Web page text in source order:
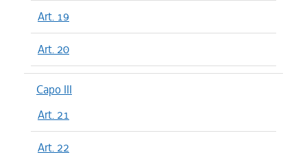
Art. 19
Art. 20
Capo III
Art. 21
Art. 22